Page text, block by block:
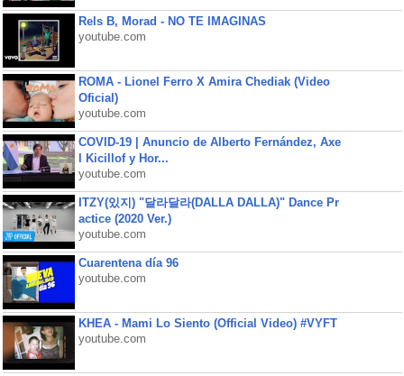
Rels B, Morad - NO TE IMAGINAS
youtube.com
ROMA - Lionel Ferro X Amira Chediak (Video
Oficial)
youtube.com
COVID-19 | Anuncio de Alberto Fernández, Axe
l Kicillof y Hor...
youtube.com
ITZY(있지) "달라달라(DALLA DALLA)" Dance Pr
actice (2020 Ver.)
youtube.com
Cuarentena día 96
youtube.com
KHEA - Mami Lo Siento (Official Video) #VYFT
youtube.com